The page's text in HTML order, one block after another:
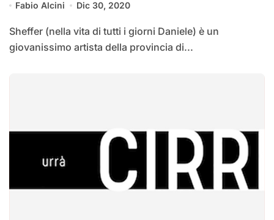
Fabio Alcini Dic 30, 2020
Sheffer (nella vita di tutti i giorni Daniele) è un
giovanissimo artista della provincia di...